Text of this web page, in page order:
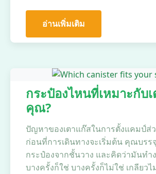
อ่านเพิ่มเติม
กระป๋องไหนที่เหมาะกับ
คุณ?
ปัญหาของเตาแก๊สในการตั้งแคมป์ส่
ก่อนที่การเดินทางจะเริ่มต้น คุณบรร
กระป๋องจากชั้นวาง และคิดว่ามันทำ
บางครั้งก็ใช่ บางครั้งก็ไม่ใช่ เกลียว